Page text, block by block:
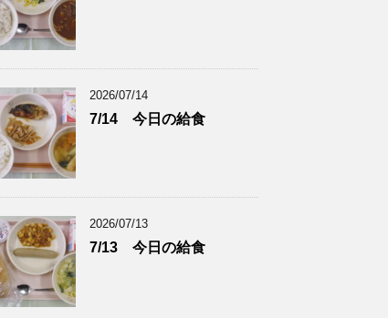
2026/07/14
7/14 今日の給食
2026/07/13
7/13 今日の給食